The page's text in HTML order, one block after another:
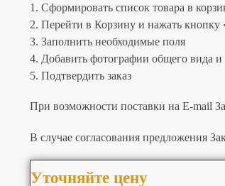
1. Сформировать список товара в
2. Перейти в Корзину и нажать кнопку
3. Заполнить необходимые поля
4. Добавить фотографии общего вида и
5. Подтвердить заказ
При возможности поставки на E-mail
В случае согласования предложения
Уточняйте цену